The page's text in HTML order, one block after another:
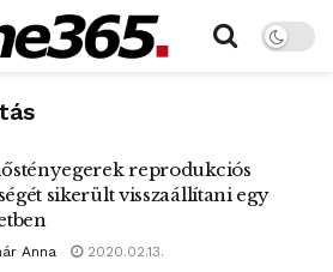
reprodukciós
sikerült visszaállítani egy
Anna 2020.02.13.